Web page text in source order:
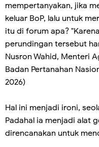
mempertanyakan, jika
keluar BoP, lalu untuk
itu di forum apa?
perundingan tersebut
Nusron Wahid, Menteri
Badan Pertanahan
2026)
Hal ini menjadi ironi,
Padahal ia menjadi alat
direncanakan untuk